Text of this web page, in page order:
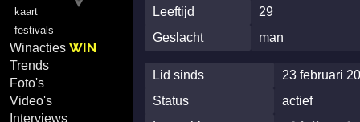
kaart
festivals
WinactiesWIN
Trends
Foto's
Video's
Interviews
Leeftijd
29
Geslacht
man
Lid sinds
23 februari
Status
actief